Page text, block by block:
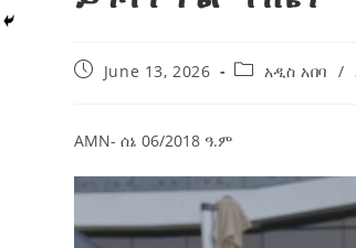
ተጨባጭ የልማት ስኬቶች
August 7, 2026
2ኛው የአዲስ ሚዲያ
ሠራተኞች ስፖርት
አሸናፊነት ተጠናቀቀ
June 13, 2026 አዲስ አበባ /
AMN- ሰኔ 06/2018 ዓ.ም